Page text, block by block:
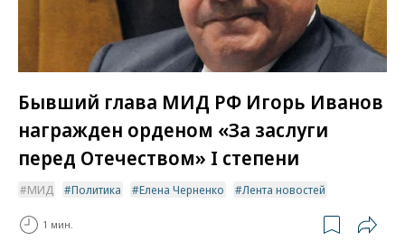
Бывший глава МИД РФ Игорь Иванов
награжден орденом «За заслуги
перед Отечеством» I степени
МИД Политика Елена Черненко Лента новостей
1 мин.